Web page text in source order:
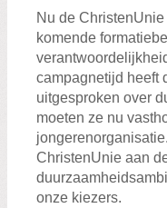
Nu de
komende
campagnetijd heeft
uitgesproken over
moeten ze nu
ChristenUnie aan
onze kiezers.